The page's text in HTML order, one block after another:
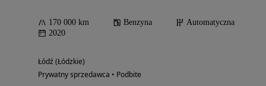
170 000 km Benzyna
Automatyczna
2020
Łódź (Łódzkie)
Prywatny sprzedawca • Podbite